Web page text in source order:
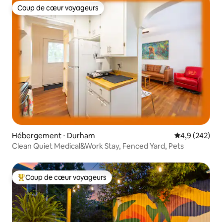
Coup de cœur voyageurs
Coup de cœur voyageurs
Hébergement ⋅ Durham Évaluation
4,9 (242)
Clean Quiet Medical&Work Stay, Fenced Yard, Pets
Coups de cœur voyageurs les plus appréciés
Coup de cœur voyageurs